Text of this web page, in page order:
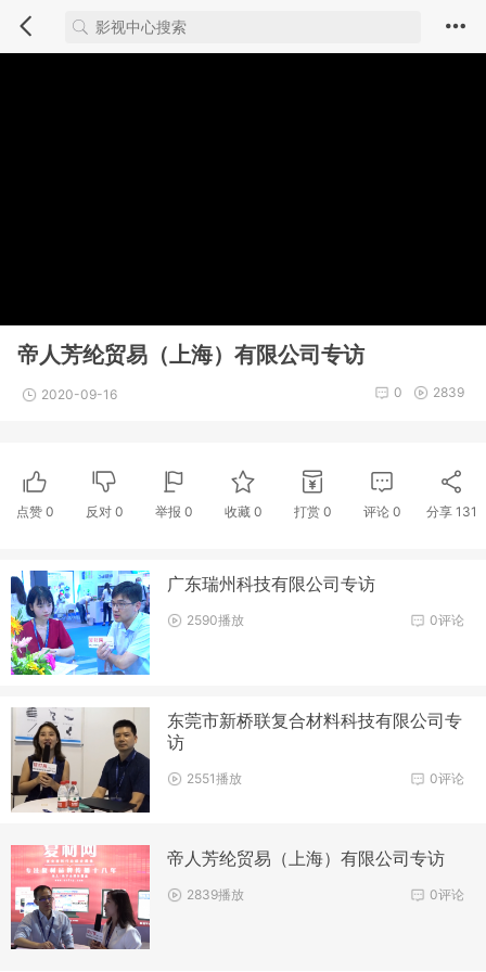
帝人芳纶贸易（上海）有限公司专访
2020-09-16 2839
0
点赞 0 反对 0 举报 0 收藏 0 打赏 0 评论 0 分享 131
广东瑞州科技有限公司专访
0评论
2590播放
东莞市新桥联复合材料科技有限公司专
访
0评论
2551播放
帝人芳纶贸易（上海）有限公司专访
0评论
2839播放